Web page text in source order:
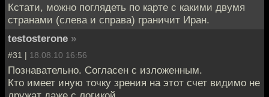
Кстати, можно поглядеть по карте с какими двумя
странами (слева и справа) граничит Иран.
testosterone »
#31 | 18.08.10 16:56
Познавательно. Согласен с изложенным.
Кто имеет иную точку зрения на этот счет видимо не